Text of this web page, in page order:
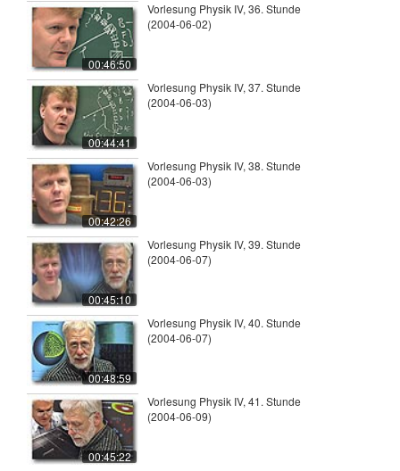
00:46:50
Vorlesung Physik IV, 36. Stunde
(2004-06-02)
00:44:41
Vorlesung Physik IV, 37. Stunde
(2004-06-03)
00:42:26
Vorlesung Physik IV, 38. Stunde
(2004-06-03)
00:45:10
Vorlesung Physik IV, 39. Stunde
(2004-06-07)
00:48:59
Vorlesung Physik IV, 40. Stunde
(2004-06-07)
00:45:22
Vorlesung Physik IV, 41. Stunde
(2004-06-09)